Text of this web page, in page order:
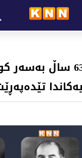
شوباتی ڕەش؛ 63 ساڵ